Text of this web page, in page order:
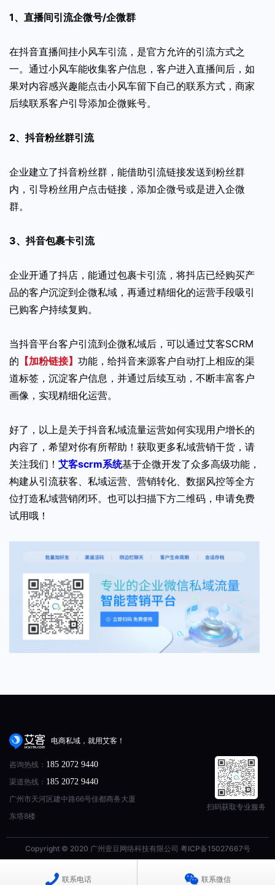
1、直播间引流企微号/企微群
在抖音直播间挂小风车引流，是官方允许的引流方式之
一。通过小风车能收集客户信息，客户进入直播间后，如
果对内容感兴趣能点击小风车留下自己的联系方式，商家
后续联系客户引导添加企微账号。
2、抖音粉丝群引流
企业建立了抖音粉丝群，能借助引流链接发送到粉丝群
内，引导粉丝用户点击链接，添加企微号或是进入企微
群。
3、抖音包裹卡引流
企业开通了抖店，能通过包裹卡引流，将抖店已经购买产
品的客户沉淀到企微私域，再通过精细化的运营手段吸引
已购客户持续复购。
当抖音平台客户引流到企微私域后，可以通过艾客SCRM
的 【加粉链接】 功能，给抖音来源客户自动打上相应的渠
道标签，沉淀客户信息，并通过后续互动，不断丰富客户
画像，实现精细化运营。
好了，以上是关于抖音私域流量运营如何实现用户增长的
内容了，希望对你有所帮助！获取更多私域营销干货，请
关注我们！ 艾客scrm系统基于企微开发了众多高级功能，
构建从引流获客、私域运营、营销转化、数据风控等全方
位打造私域营销闭环。也可以扫描下方二维码，申请免费
试用哦！
电商私域，就用艾客！
咨询热线： 185 2072 9440
渠道热线： 185 2072 9440
广州市天河区建中路66号佳都商务大厦
东塔8楼
扫码获取专业服务
Copyright © 2020 广州壹豆网络科技有限公司 粤ICP备15027667号
联系电话 联系微信